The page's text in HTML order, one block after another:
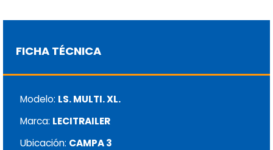
FICHA TÉCNICA
Modelo: LS. MULTI. XL.
Marca: LECITRAILER
Ubicación: CAMPA 3